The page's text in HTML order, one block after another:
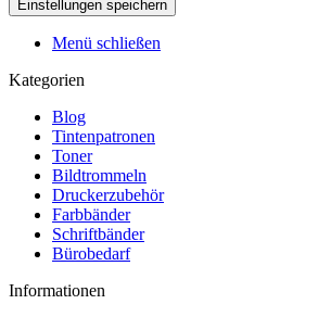
Menü schließen
Kategorien
Blog
Tintenpatronen
Toner
Bildtrommeln
Druckerzubehör
Farbbänder
Schriftbänder
Bürobedarf
Informationen